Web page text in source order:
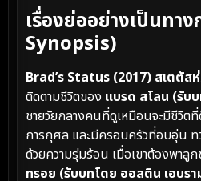
เรื่องย่ออย่างเป็นทา
Synopsis)
Brad’s Status (2017) สเตตัส
ติดตามชีวิตของ แบรด สโลน (รับ
ชายวัยกลางคนที่ดูเหมือนจะมีชีวิ
การกุศล และมีครอบครัวที่อบอุ่น ท
ด้วยความรุ่มร้อน เมื่อเขาต้องพาลู
ทรอย (รับบทโดย ออสติน เอบร